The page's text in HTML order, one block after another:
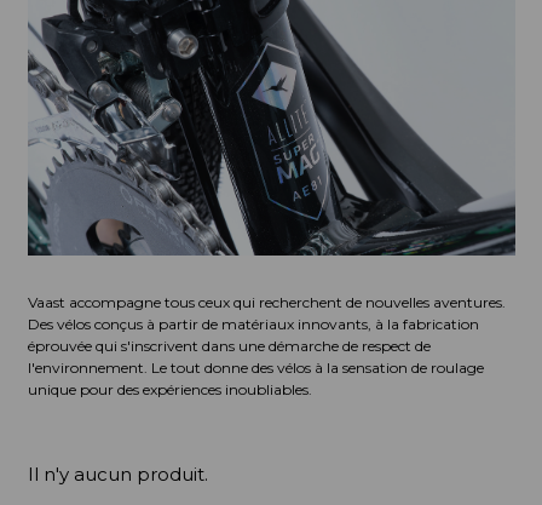
Vaast accompagne tous ceux qui recherchent de nouvelles aventures.
Des vélos conçus à partir de matériaux innovants, à la fabrication
éprouvée qui s'inscrivent dans une démarche de respect de
l'environnement. Le tout donne des vélos à la sensation de roulage
unique pour des expériences inoubliables.
Il n'y aucun produit.